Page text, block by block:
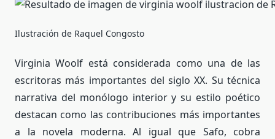
Ilustración de Raquel Congosto
Virginia Woolf está considerada como una de las
escritoras más importantes del siglo XX. Su técnica
narrativa del monólogo interior y su estilo poético
destacan como las contribuciones más importantes
a la novela moderna. Al igual que Safo, cobra